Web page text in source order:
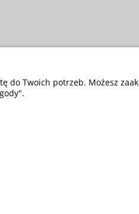
Twoich potrzeb. Możesz